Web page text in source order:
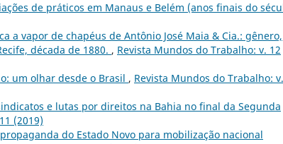
de práticos em Manaus e Belém (anos finais do
a vapor de chapéus de Antônio José Maia & Cia.: gênero,
década de 1880. , Revista Mundos do Trabalho: v. 12
um olhar desde o Brasil , Revista Mundos do Trabalho:
e lutas por direitos na Bahia no final da Segunda
(2019)
do Estado Novo para mobilização nacional